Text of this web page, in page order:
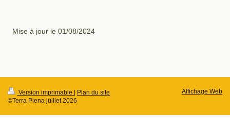
Mise à jour le 01/08/2024
Version imprimable | Plan du site
©Terra Plena juillet 2026
Affichage Web